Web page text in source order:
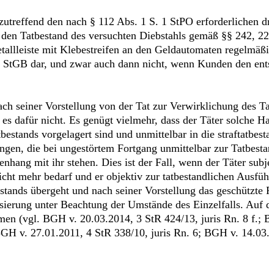
den nach § 112 Abs. 1 S. 1 StPO erforderlichen
Tatbestand des versuchten Diebstahls gemäß §§ 242,
mit Klebestreifen an den Geldautomaten
dar, und zwar auch dann nicht, wenn Kunden den
seiner Vorstellung von der Tat zur Verwirklichung des
dafür nicht. Es genügt vielmehr, dass der Täter solche
vorgelagert sind und unmittelbar in die
die bei ungestörtem Fortgang unmittelbar zur
mit ihr stehen. Dies ist der Fall, wenn der Täter
mehr bedarf und er objektiv zur tatbestandlichen
übergeht und nach seiner Vorstellung das
unter Beachtung der Umstände des Einzelfalls.
(vgl. BGH v. 20.03.2014, 3 StR 424/13, juris Rn. 8
v. 27.01.2011, 4 StR 338/10, juris Rn. 6; BGH v.